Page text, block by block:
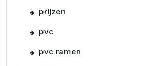
prijzen
pvc
pvc ramen